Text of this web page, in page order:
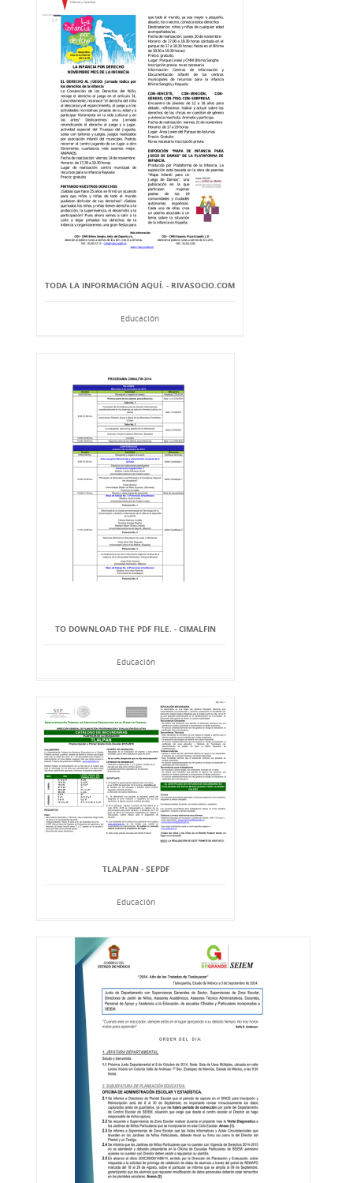
TODA LA INFORMACIÓN AQUÍ. - RIVASOCIO.COM
Educación
TO DOWNLOAD THE PDF FILE. - CIMALFIN
Educación
TLALPAN - SEPDF
Educación